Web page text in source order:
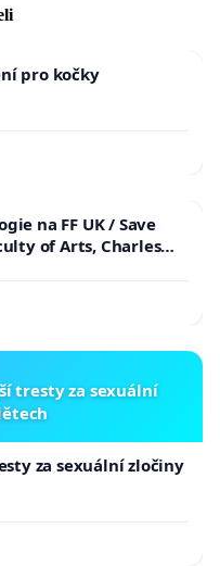
pro kočky
na FF UK / Save
of Arts, Charles
tresty za sexuální
za sexuální zločiny